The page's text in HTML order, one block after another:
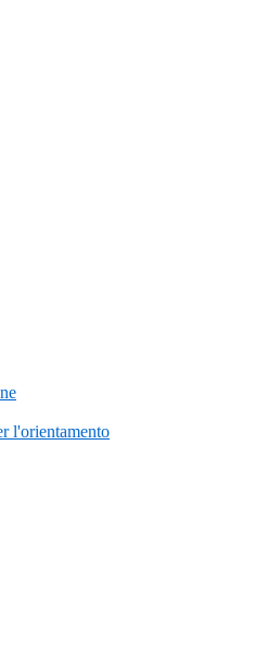
l'orientamento